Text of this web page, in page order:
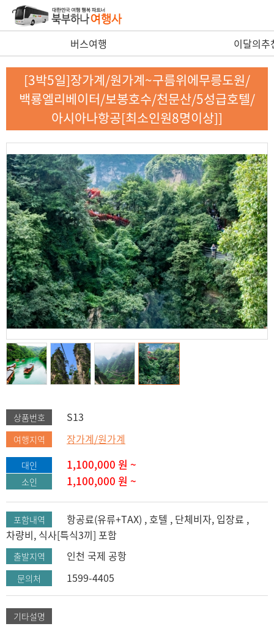
버스여행 이달의추
[3박5일]장가계/원가계~구름위에무릉도원/
백룡엘리베이터/보봉호수/천문산/5성급호텔/
아시아나항공[최소인원8명이상]]
상품번호 S13
여행지역 장가계/원가계
대인 1,100,000 원 ~
소인 1,100,000 원 ~
포함내역
항공료(유류+TAX) , 호텔 , 단체비자, 입장료 ,
차량비, 식사[특식3끼] 포함
출발지역 인천 국제 공항
문의처 1599-4405
기타설명